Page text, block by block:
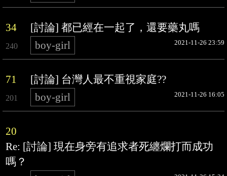
34 [討論] 都已經在一起了，還要藥丸嗎
240 boy-girl 2021-11-26 23:59
71 [討論] 台灣人最不重視家庭??
201 boy-girl 2021-11-26 16:05
20
Re: [討論] 現在身旁有追求者死纏爛打而成功
嗎？